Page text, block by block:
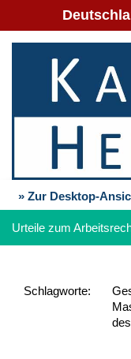
» Zur Desktop-
Urteile zum
Schlag­worte: